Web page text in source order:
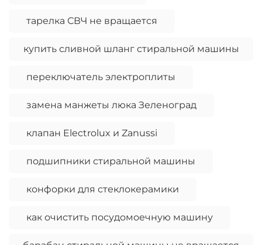
тарелка СВЧ не вращается
купить сливной шланг стиральной машины
переключатель электроплиты
замена манжеты люка Зеленоград
клапан Electrolux и Zanussi
подшипники стиральной машины
конфорки для стеклокерамики
как очистить посудомоечную машину